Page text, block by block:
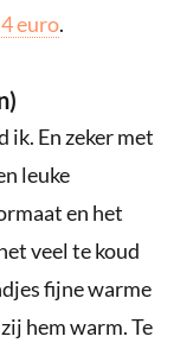
euro.
ik. En zeker met
leuke
en het
veel te koud
fijne warme
hem warm. Te